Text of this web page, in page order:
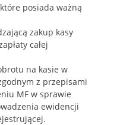
posiada ważną
zakup kasy
całej
na kasie w
z przepisami
MF w sprawie
ewidencji